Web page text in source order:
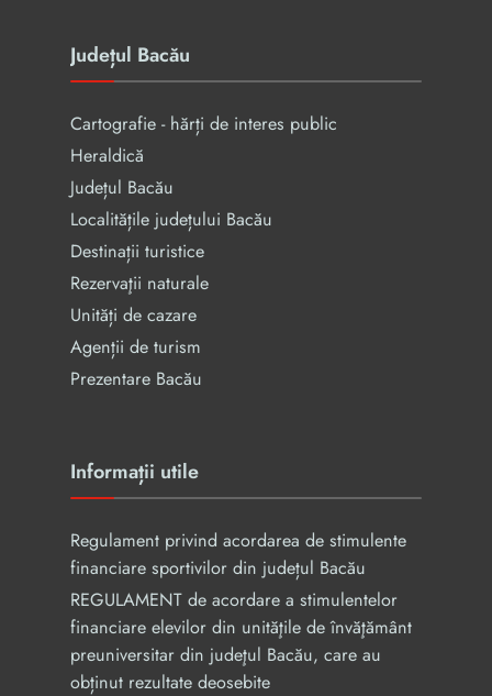
Județul Bacău
Cartografie - hărți de interes public
Heraldică
Județul Bacău
Localitățile județului Bacău
Destinații turistice
Rezervaţii naturale
Unități de cazare
Agenții de turism
Prezentare Bacău
Informații utile
Regulament privind acordarea de stimulente
financiare sportivilor din județul Bacău
REGULAMENT de acordare a stimulentelor
financiare elevilor din unităţile de învăţământ
preuniversitar din judeţul Bacău, care au
obținut rezultate deosebite